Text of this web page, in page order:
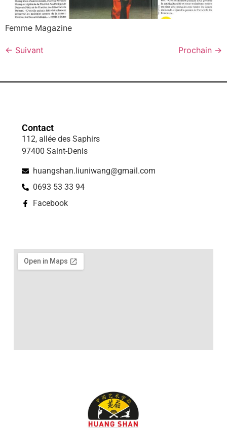
Femme Magazine
← Suivant Prochain →
Contact
112, allée des Saphirs
97400 Saint-Denis
huangshan.liuniwang@gmail.com
0693 53 33 94
Facebook